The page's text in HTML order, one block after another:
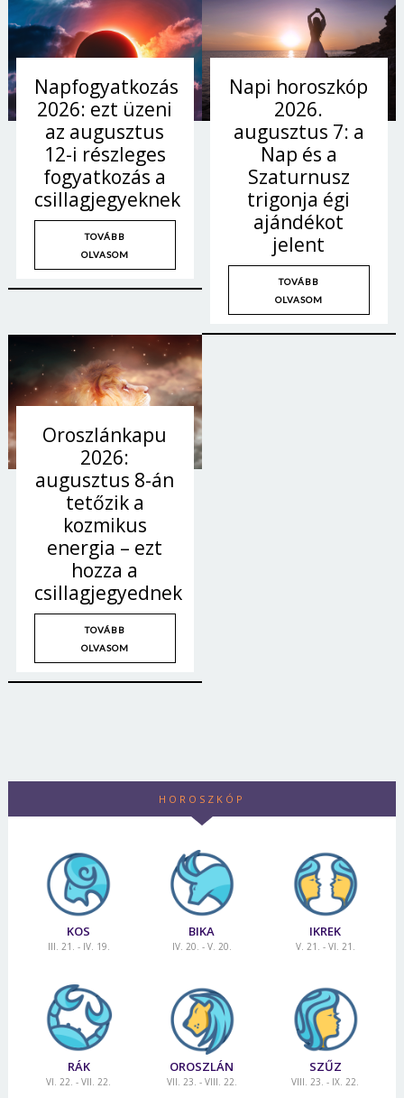
Napfogyatkozás
2026: ezt üzeni
az augusztus
12-i részleges
fogyatkozás a
csillagjegyeknek
TOVÁBB
OLVASOM
Napi horoszkóp
2026.
augusztus 7: a
Nap és a
Szaturnusz
trigonja égi
ajándékot
jelent
TOVÁBB
OLVASOM
Oroszlánkapu
2026:
augusztus 8-án
tetőzik a
kozmikus
energia – ezt
hozza a
csillagjegyednek
TOVÁBB
OLVASOM
HOROSZKÓP
KOS
III. 21. - IV. 19.
BIKA
IV. 20. - V. 20.
IKREK
V. 21. - VI. 21.
RÁK
VI. 22. - VII. 22.
OROSZLÁN
VII. 23. - VIII. 22.
SZŰZ
VIII. 23. - IX. 22.